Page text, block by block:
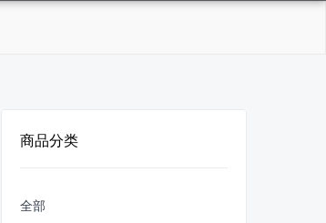
商品分类
全部